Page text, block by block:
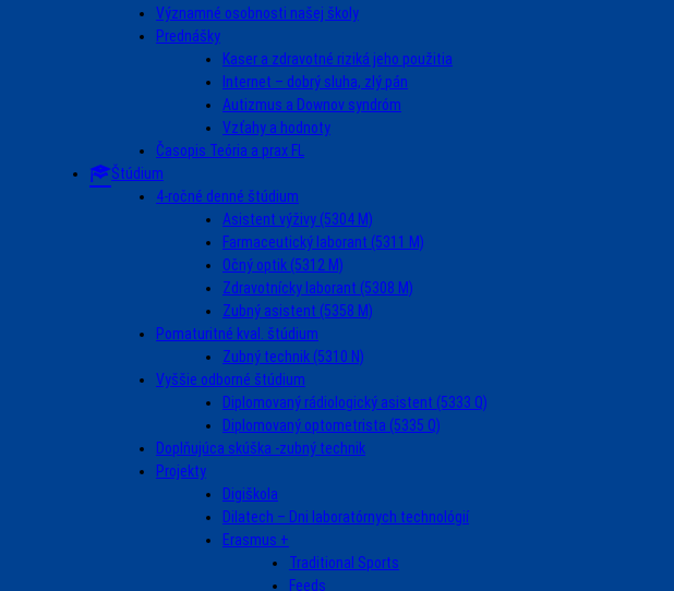
Významné osobnosti našej školy
Prednášky
Kaser a zdravotné riziká jeho použitia
Internet – dobrý sluha, zlý pán
Autizmus a Downov syndróm
Vzťahy a hodnoty
Časopis Teória a prax FL
Štúdium
4-ročné denné štúdium
Asistent výživy (5304 M)
Farmaceutický laborant (5311 M)
Očný optik (5312 M)
Zdravotnícky laborant (5308 M)
Zubný asistent (5358 M)
Pomaturitné kval. štúdium
Zubný technik (5310 N)
Vyššie odborné štúdium
Diplomovaný rádiologický asistent (5333 Q)
Diplomovaný optometrista (5335 Q)
Doplňujúca skúška -zubný technik
Projekty
Digiškola
Dilatech – Dni laboratórnych technológií
Erasmus +
Traditional Sports
Feeds